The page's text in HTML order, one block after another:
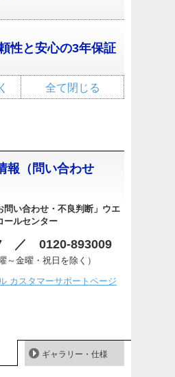
性と安心の3年保証
全て閉じる
報（問い合わせ
問い合わせ・不良判断」ウエ
ルセンター
／ 0120-893009
～金曜・祝日を除く）
カスタマーサポートページ
ギャラリー・仕様